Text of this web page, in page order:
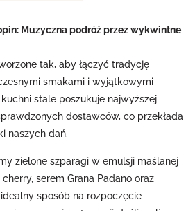
Muzyczna podróż przez wykwintne
tak, aby łączyć tradycję
smakami i wyjątkowymi
stale poszukuje najwyższej
dostawców, co przekłada
naszych dań.
zielone szparagi w emulsji maślanej
serem Grana Padano oraz
sposób na rozpoczęcie